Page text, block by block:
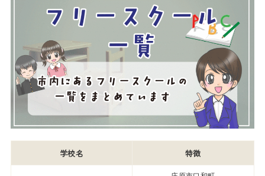
学校名 特徴